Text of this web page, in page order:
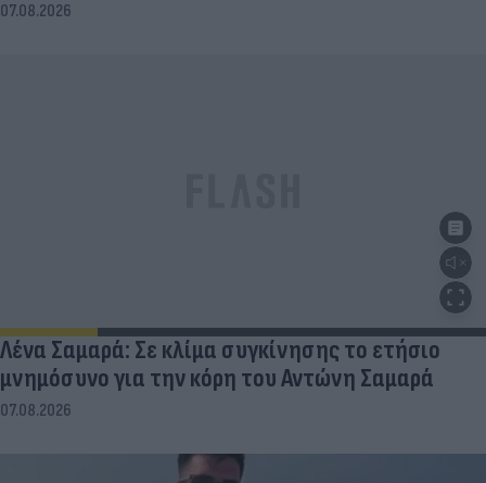
07.08.2026
Λένα Σαμαρά: Σε κλίμα συγκίνησης το ετήσιο
μνημόσυνο για την κόρη του Αντώνη Σαμαρά
07.08.2026